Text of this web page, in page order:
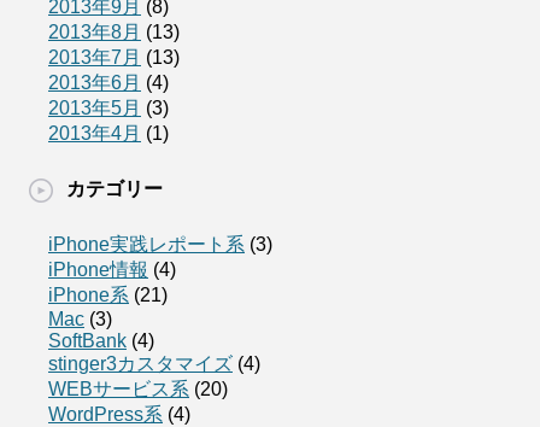
2013年9月 (8)
2013年8月 (13)
2013年7月 (13)
2013年6月 (4)
2013年5月 (3)
2013年4月 (1)
カテゴリー
iPhone実践レポート系 (3)
iPhone情報 (4)
iPhone系 (21)
Mac (3)
SoftBank (4)
stinger3カスタマイズ (4)
WEBサービス系 (20)
WordPress系 (4)